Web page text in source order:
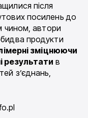
після
посилень до
чином, автори
продукти
зміцнюючи
результати в
з’єднань,